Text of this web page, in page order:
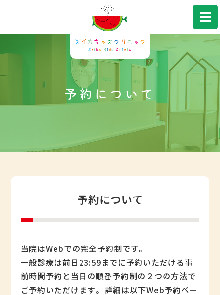
043-306-7580
Web予約
予約について
予約について
当院はWebでの完全予約制です。
一般診療は前日23:59までに予約いただける事
前時間予約と当日の順番予約制の２つの方法で
ご予約いただけます。 詳細は以下Web予約ペー